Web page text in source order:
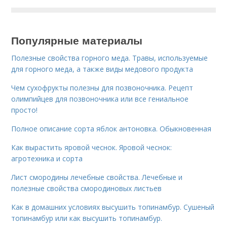
Популярные материалы
Полезные свойства горного меда. Травы, используемые
для горного меда, а также виды медового продукта
Чем сухофрукты полезны для позвоночника. Рецепт
олимпийцев для позвоночника или все гениальное
просто!
Полное описание сорта яблок антоновка. Обыкновенная
Как вырастить яровой чеснок. Яровой чеснок:
агротехника и сорта
Лист смородины лечебные свойства. Лечебные и
полезные свойства смородиновых листьев
Как в домашних условиях высушить топинамбур. Сушеный
топинамбур или как высушить топинамбур.